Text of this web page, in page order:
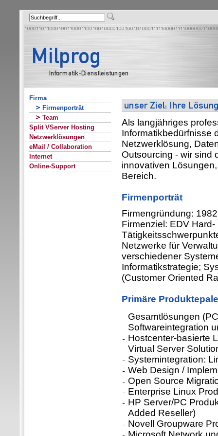
Als langjähriges
Informatikbedürfnisse
Netzwerklösung,
Outsourcing - wir sind
innovativen
Bereich.
Firmenporträt
Firmengründung: 1982
Firmenziel: EDV
Netzwerke für
verschiedener
Informatikstrategie;
(Customer Oriented
Primäre
Gesamtlösungen
Softwareintegration
Hostcenter-basierte
Virtual Server
Systemintegration:
Web Design /
Open Source
Enterprise Linux
HP Server/PC
Added Reseller)
Novell Groupware
Firma
Firmenporträt
Team
Split VServer Hosting
Netzwerklösungen
eMail / Collaboration
Internet
Online-Support